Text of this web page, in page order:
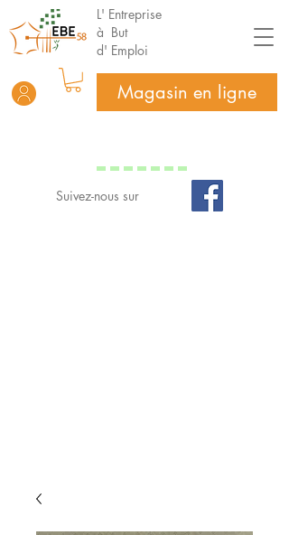
L' Entreprise
à But
d' Emploi
Suivez-nous sur
Magasin en ligne